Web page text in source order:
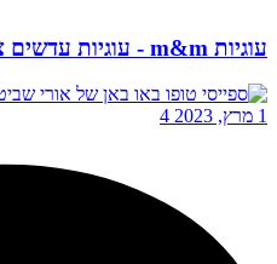
עוגיות m&m - עוגיות עדשים צבעוניות טבעוניות
1 מרץ, 2023 4